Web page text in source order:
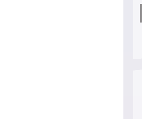
Wofür bekommt man es